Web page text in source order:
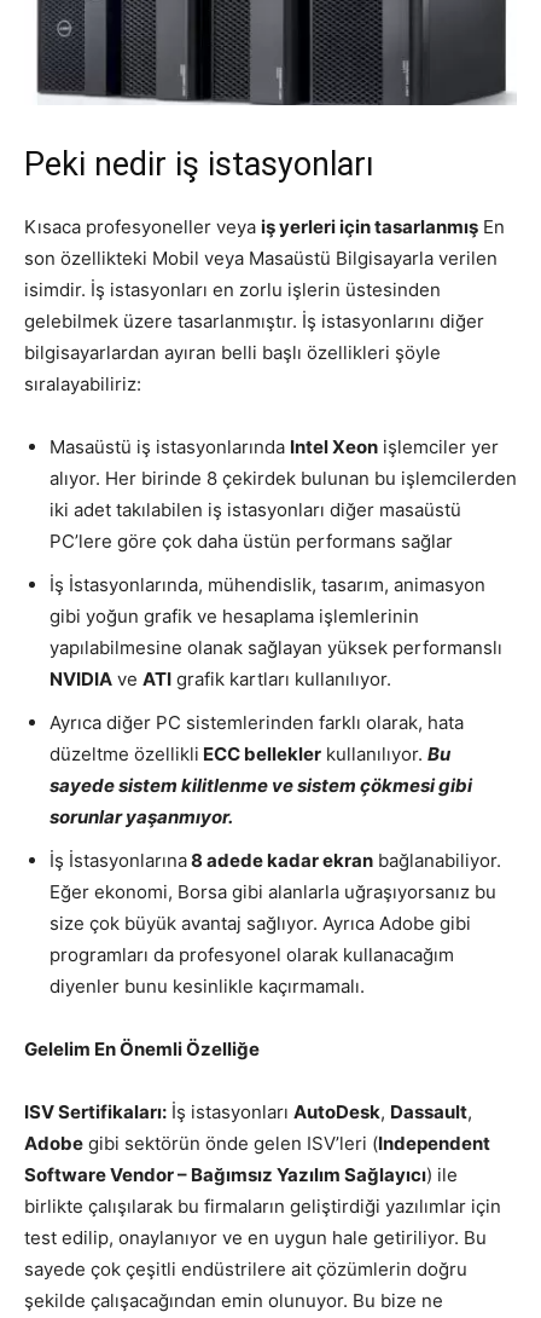
Peki nedir iş istasyonları
Kısaca profesyoneller veya iş yerleri için tasarlanmış En
son özellikteki Mobil veya Masaüstü Bilgisayarla verilen
isimdir. İş istasyonları en zorlu işlerin üstesinden
gelebilmek üzere tasarlanmıştır. İş istasyonlarını diğer
bilgisayarlardan ayıran belli başlı özellikleri şöyle
sıralayabiliriz:
Masaüstü iş istasyonlarında Intel Xeon işlemciler yer
alıyor. Her birinde 8 çekirdek bulunan bu işlemcilerden
iki adet takılabilen iş istasyonları diğer masaüstü
PC’lere göre çok daha üstün performans sağlar
İş İstasyonlarında, mühendislik, tasarım, animasyon
gibi yoğun grafik ve hesaplama işlemlerinin
yapılabilmesine olanak sağlayan yüksek performanslı
NVIDIA ve ATI grafik kartları kullanılıyor.
Ayrıca diğer PC sistemlerinden farklı olarak, hata
düzeltme özellikli ECC bellekler kullanılıyor. Bu
sayede sistem kilitlenme ve sistem çökmesi gibi
sorunlar yaşanmıyor.
İş İstasyonlarına8 adede kadar ekran bağlanabiliyor.
Eğer ekonomi, Borsa gibi alanlarla uğraşıyorsanız bu
size çok büyük avantaj sağlıyor. Ayrıca Adobe gibi
programları da profesyonel olarak kullanacağım
diyenler bunu kesinlikle kaçırmamalı.
Gelelim En Önemli Özelliğe
ISV Sertifikaları: İş istasyonları AutoDesk, Dassault,
Adobe gibi sektörün önde gelen ISV’leri (Independent
Software Vendor – Bağımsız Yazılım Sağlayıcı) ile
birlikte çalışılarak bu firmaların geliştirdiği yazılımlar için
test edilip, onaylanıyor ve en uygun hale getiriliyor. Bu
sayede çok çeşitli endüstrilere ait çözümlerin doğru
şekilde çalışacağından emin olunuyor. Bu bize ne